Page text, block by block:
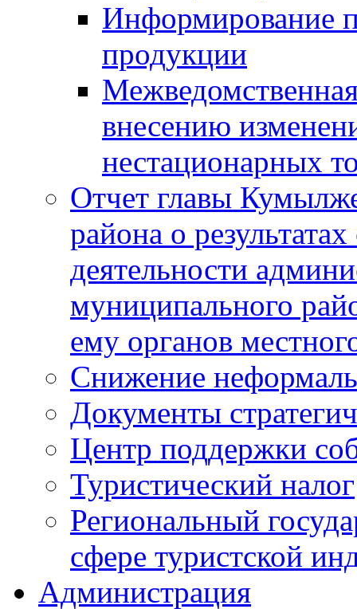
Информирование
продукции
внесению
нестационарных
Отчет главы
района о
деятельности
муниципального
ему органов
Снижение
Документы
Центр поддержки
Туристический налог
Региональный
сфере туристской
Администрация